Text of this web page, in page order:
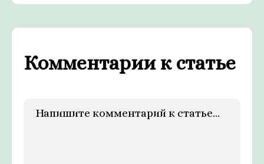
Комментарии к статье